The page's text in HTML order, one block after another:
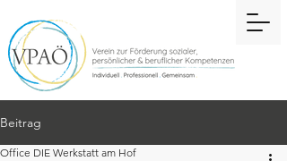
Beitrag
Office DIE Werkstatt am Hof